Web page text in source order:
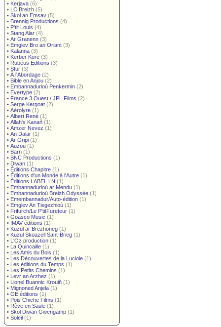
• Kerjava (6)
• LC Breizh (5)
• Skol an Emsav (5)
• Brennig Productions (4)
• P'tit Louis (4)
• Stang Alar (4)
• Ar Granenn (3)
• Emglev Bro an Oriant (3)
• Kalanna (3)
• Kerber Kore (3)
• Rubéüs Editions (3)
• Stur (3)
• À l'Abordage (2)
• Bible en Anjou (2)
• Embannadurioù Penkermin (2)
• Evertype (2)
• France 3 Ouest / JPL Films (2)
• Serge Kergoat (2)
• Aérolyre (1)
• Albert René (1)
• Allah's Kanañ (1)
• Amzer Nevez (1)
• An Dalar (1)
• Ar Gripi (1)
• Auzou (1)
• Barn (1)
• BNC Productions (1)
• Diwan (1)
• Éditions Chapitre (1)
• Éditions d'un Monde à l'Autre (1)
• Éditions LABEL LN (1)
• Embannadurioù ar Mendu (1)
• Embannadurioù Breizh Odyssée (1)
• Emembannadur/Auto-édition (1)
• Emglev An Tiegezhioù (1)
• Frifurch/Le P'titFureteur (1)
• Goasco Music (1)
• IMAV éditions (1)
• Kuzul ar Brezhoneg (1)
• Kuzul Skoazell Sant-Brieg (1)
• L'Oz production (1)
• La Quincaille (1)
• Les Amis du Bois (1)
• Les Découvertes de la Luciole (1)
• Les éditions du Temps (1)
• Les Petits Chemins (1)
• Levr an Arzhez (1)
• Lionel Buannic Krouiñ (1)
• Mignoned Anjela (1)
• OE éditions (1)
• Pois Chiche Films (1)
• Rêve en Saule (1)
• Skol Diwan Gwengamp (1)
• Soleil (1)